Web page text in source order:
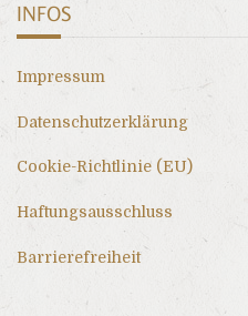
INFOS
Impressum
Datenschutzerklärung
Cookie-Richtlinie (EU)
Haftungsausschluss
Barrierefreiheit